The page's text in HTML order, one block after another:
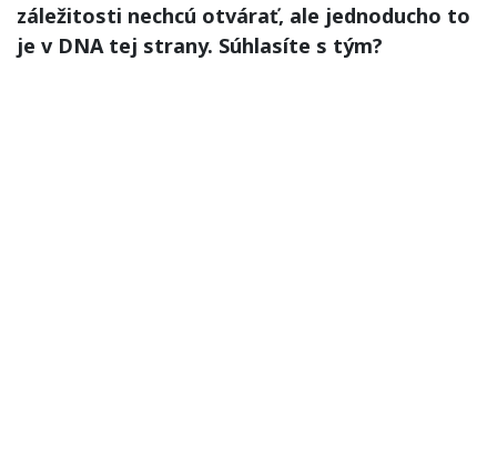
záležitosti nechcú otvárať, ale jednoducho to
je v DNA tej strany. Súhlasíte s tým?